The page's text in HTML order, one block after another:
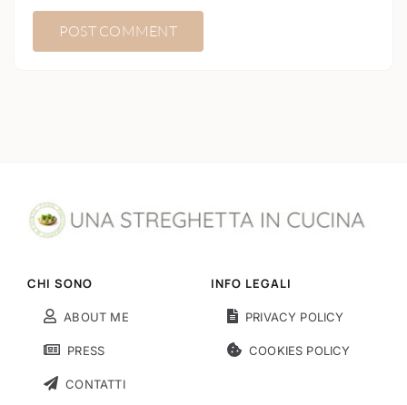
CHI SONO
ABOUT ME
PRESS
CONTATTI
INFO LEGALI
PRIVACY POLICY
COOKIES POLICY